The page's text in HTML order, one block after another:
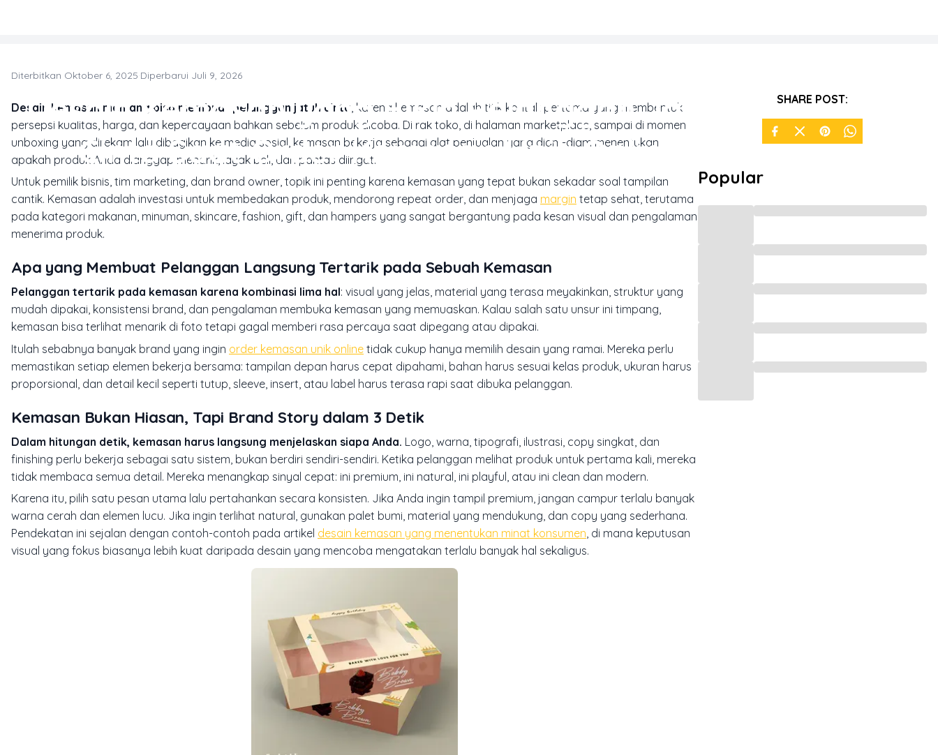
Desain Kemasan yang Bikin Pelanggan Jatuh
Cinta Saat Order Kemasan Unik Online
Diterbitkan Oktober 6, 2025·Diperbarui Juli 9, 2026
Desain kemasan memang bisa membuat pelanggan jatuh cinta, karena kemasan adalah titik kontak pertama yang membentuk
persepsi kualitas, harga, dan kepercayaan bahkan sebelum produk dicoba. Di rak toko, di halaman marketplace, sampai di momen
unboxing yang direkam lalu dibagikan ke media sosial, kemasan bekerja sebagai alat penjualan yang diam-diam menentukan
apakah produk Anda dianggap menarik, layak beli, dan pantas diingat.
Untuk pemilik bisnis, tim marketing, dan brand owner, topik ini penting karena kemasan yang tepat bukan sekadar soal tampilan
cantik. Kemasan adalah investasi untuk membedakan produk, mendorong repeat order, dan menjaga margin tetap sehat, terutama
pada kategori makanan, minuman, skincare, fashion, gift, dan hampers yang sangat bergantung pada kesan visual dan pengalaman
menerima produk.
Apa yang Membuat Pelanggan Langsung Tertarik pada Sebuah Kemasan
Pelanggan tertarik pada kemasan karena kombinasi lima hal: visual yang jelas, material yang terasa meyakinkan, struktur yang
mudah dipakai, konsistensi brand, dan pengalaman membuka kemasan yang memuaskan. Kalau salah satu unsur ini timpang,
kemasan bisa terlihat menarik di foto tetapi gagal memberi rasa percaya saat dipegang atau dipakai.
Itulah sebabnya banyak brand yang ingin order kemasan unik online tidak cukup hanya memilih desain yang ramai. Mereka perlu
memastikan setiap elemen bekerja bersama: tampilan depan harus cepat dipahami, bahan harus sesuai kelas produk, ukuran harus
proporsional, dan detail kecil seperti tutup, sleeve, insert, atau label harus terasa rapi saat dibuka pelanggan.
Kemasan Bukan Hiasan, Tapi Brand Story dalam 3 Detik
Dalam hitungan detik, kemasan harus langsung menjelaskan siapa Anda. Logo, warna, tipografi, ilustrasi, copy singkat, dan
finishing perlu bekerja sebagai satu sistem, bukan berdiri sendiri-sendiri. Ketika pelanggan melihat produk untuk pertama kali, mereka
tidak membaca semua detail. Mereka menangkap sinyal cepat: ini premium, ini natural, ini playful, atau ini clean dan modern.
Karena itu, pilih satu pesan utama lalu pertahankan secara konsisten. Jika Anda ingin tampil premium, jangan campur terlalu banyak
warna cerah dan elemen lucu. Jika ingin terlihat natural, gunakan palet bumi, material yang mendukung, dan copy yang sederhana.
Pendekatan ini sejalan dengan contoh-contoh pada artikel desain kemasan yang menentukan minat konsumen, di mana keputusan
visual yang fokus biasanya lebih kuat daripada desain yang mencoba mengatakan terlalu banyak hal sekaligus.
SHARE POST:
Popular